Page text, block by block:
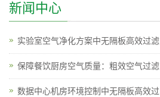
新闻中心
实验室空气净化方案中无隔板高效过滤
保障餐饮厨房空气质量：粗效空气过滤
数据中心机房环境控制中无隔板高效过